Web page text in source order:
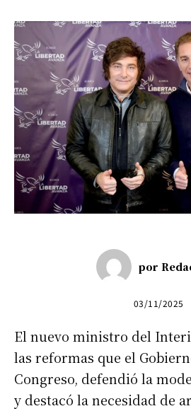
por
03/11/2025
El nuevo ministro del
las reformas que el
Congreso, defendió la
y destacó la necesidad de